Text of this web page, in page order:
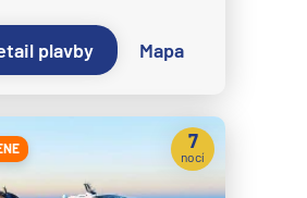
plavby Mapa
7
nocí